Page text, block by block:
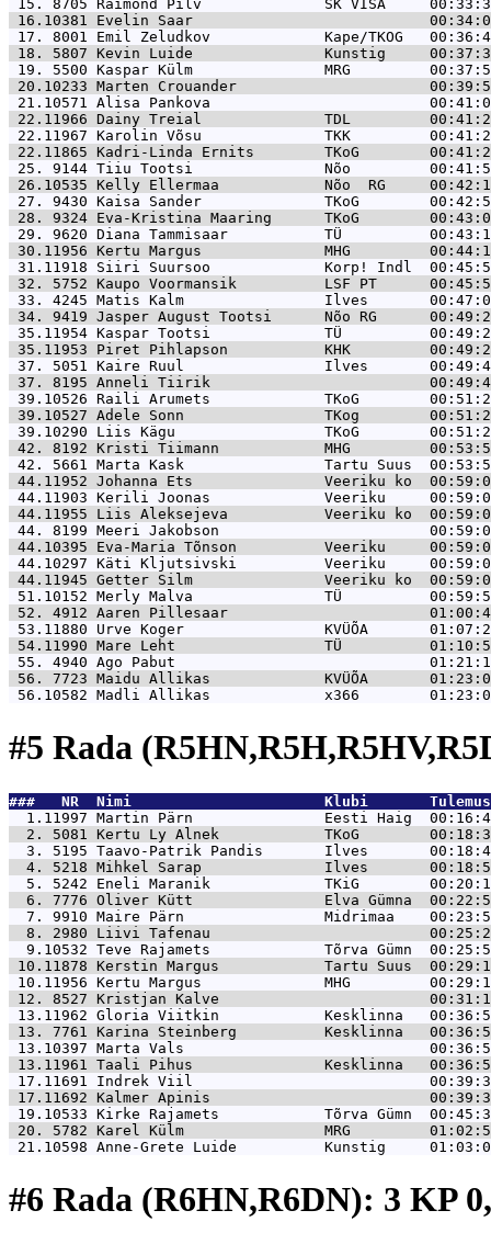
15. 8705
Raimond Pilv              SK VISA
16.10381 Evelin Saar
17. 8001 Emil Zeludkov             Kape/TKOG
18. 5807 Kevin Luide               Kunstig
19. 5500 Kaspar Külm               MRG
20.10233 Marten Crouander
21.10571 Alisa Pankova
22.11966 Dainy Treial              TDL
22.11967 Karolin Võsu              TKK
22.11865 Kadri-Linda Ernits        TKoG
25. 9144 Tiiu Tootsi               Nõo
26.10535 Kelly Ellermaa            Nõo  RG
27. 9430 Kaisa Sander              TKoG
28. 9324 Eva-Kristina Maaring      TKoG
29. 9620 Diana Tammisaar           TÜ
30.11956 Kertu Margus              MHG
31.11918 Siiri Suursoo             Korp! Indl
32. 5752 Kaupo Voormansik          LSF PT
33. 4245 Matis Kalm                Ilves
34. 9419 Jasper August Tootsi      Nõo RG
35.11954 Kaspar Tootsi             TÜ
35.11953 Piret Pihlapson           KHK
37. 5051 Kaire Ruul                Ilves
37. 8195 Anneli Tiirik
39.10526 Raili Arumets             TKoG
39.10527 Adele Sonn                TKog
39.10290 Liis Kägu                 TKoG
42. 8192 Kristi Tiimann            MHG
42. 5661 Marta Kask                Tartu Suus
44.11952 Johanna Ets               Veeriku ko
44.11903 Kerili Joonas             Veeriku
44.11955 Liis Aleksejeva           Veeriku ko
44. 8199 Meeri Jakobson
44.10395 Eva-Maria Tõnson          Veeriku
44.10297 Käti Kljutsivski          Veeriku
44.11945 Getter Silm               Veeriku ko
51.10152 Merly Malva               TÜ
52. 4912 Aaren Pillesaar
53.11880 Urve Koger                KVÜÕA
54.11990 Mare Leht                 TÜ
55. 4940 Ago Pabut
56. 7723 Maidu Allikas             KVÜÕA
56.10582 Madli Allikas             x366
#5 Rada
###   NR  Nimi                      Klubi
  1.11997
Martin Pärn               Eesti Haig
  2. 5081
Kertu Ly Alnek            TKoG
  3. 5195
Taavo-Patrik Pandis       Ilves
  4. 5218
Mihkel Sarap              Ilves
  5. 5242
Eneli Maranik             TKiG
  6. 7776
Oliver Kütt               Elva Gümna
  7. 9910
Maire Pärn                Midrimaa
  8. 2980
Liivi Tafenau
  9.10532
Teve Rajamets             Tõrva Gümn
10.11878 Kerstin Margus            Tartu Suus
10.11956 Kertu Margus              MHG
12. 8527 Kristjan Kalve
13.11962 Gloria Viitkin            Kesklinna
13. 7761 Karina Steinberg          Kesklinna
13.10397 Marta Vals
13.11961 Taali Pihus               Kesklinna
17.11691 Indrek Viil
17.11692 Kalmer Apinis
19.10533 Kirke Rajamets            Tõrva Gümn
20. 5782 Karel Külm                MRG
21.10598 Anne-Grete Luide          Kunstig
#6 Rada (R6HN,R6DN): 3 KP